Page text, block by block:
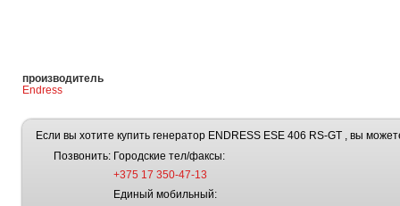
производитель
Endress
Если вы хотите купить генератор ENDRESS ESE 406 RS-GT , вы
Позвонить: Городские тел/факсы:
+375 17 350-47-13
Единый мобильный: